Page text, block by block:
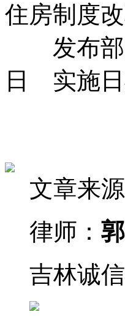
住房制度
发布部
日 实施日
文章来源
律师：
吉林诚